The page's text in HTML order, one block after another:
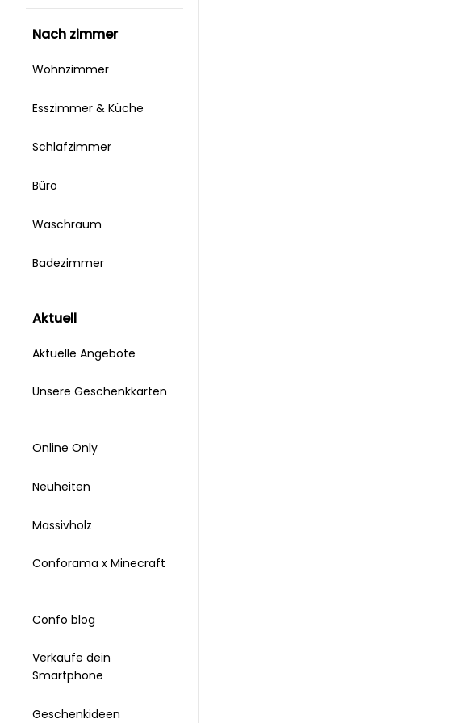
nach zimmer
Wohnzimmer
Esszimmer & Küche
Schlafzimmer
Büro
Waschraum
Badezimmer
aktuell
Aktuelle Angebote
Unsere Geschenkkarten
Online Only
Neuheiten
Massivholz
Conforama x Minecraft
Confo blog
Verkaufe dein
Smartphone
Geschenkideen